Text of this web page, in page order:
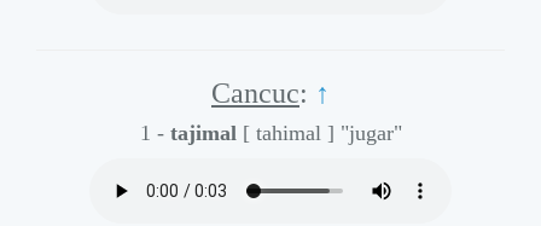
Cancuc: ↑
1 - tajimal [ tahimal ] "jugar"